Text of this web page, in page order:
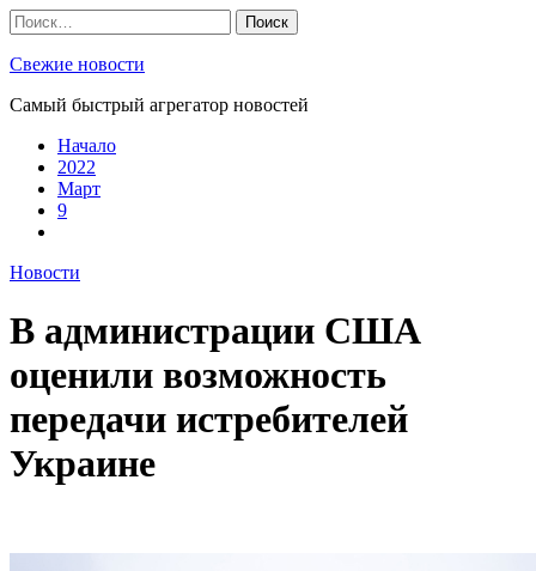
Skip
to
content
Найти:
Свежие новости
Самый быстрый агрегатор новостей
Начало
2022
Март
9
Новости
В администрации США
оценили возможность
передачи истребителей
Украине